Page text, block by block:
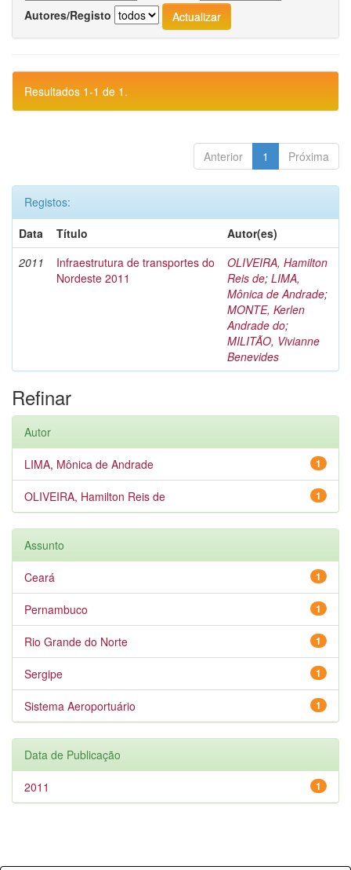
Autores/Registo
Resultados 1-1 de 1.
Anterior 1 Próxima
Registos:
Data
Título
Autor(es)
2011
Infraestrutura de transportes do
Nordeste 2011
OLIVEIRA, Hamilton
Reis de; LIMA,
Mônica de Andrade;
MONTE, Kerlen
Andrade do;
MILITÃO, Vivianne
Benevides
Refinar
Autor
1
LIMA, Mônica de Andrade
1
OLIVEIRA, Hamilton Reis de
Assunto
1
Ceará
1
Pernambuco
1
Rio Grande do Norte
1
Sergipe
1
Sistema Aeroportuário
Data de Publicação
1
2011